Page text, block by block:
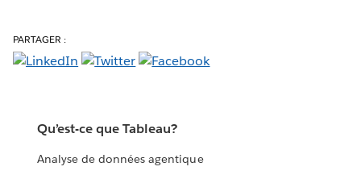
PARTAGER :
Qu’est-ce que Tableau?
Analyse de données agentique